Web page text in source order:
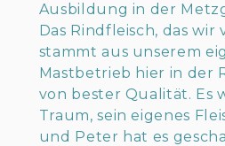
Ausbildung in der
Das Rindfleisch, das wir
stammt aus unserem
Mastbetrieb hier in der
von bester Qualität. Es
Traum, sein eigenes
und Peter hat es